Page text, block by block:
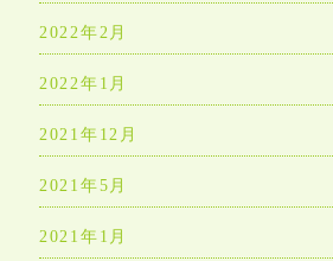
2022年2月
2022年1月
2021年12月
2021年5月
2021年1月